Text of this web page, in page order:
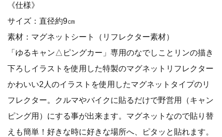
《仕様》
サイズ：直径約9㎝
素材：マグネットシート（リフレクター素材）
「ゆるキャン△ピングカー」専用のなでしことリンの描き
下ろしイラストを使用した特製のマグネットリフレクター
かわいい2人のイラストを使用したマグネットタイプのリ
フレクター。クルマやバイクに貼るだけで野営用（キャン
ピング用）にする事が出来ます。マグネットなので貼り替
えも簡単！好きな時に好きな場所へ、ピタッと貼れます。